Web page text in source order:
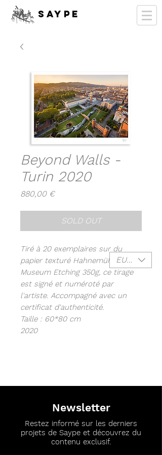
SAYPE
Beyond Walls -
Turin 2020
880,00 €Prix
SOLD OUT
Tiré à 20 exemplaires sur du
papier texturé Hahnemühle
Museum Etching 350g, ce tirage
est signé et numéroté par
l'artiste. Accompagné avec un
certificat d'authenticité.
Taille : 60*80 cm
2020
EUR (€)
Newsletter
Restez informé sur les derniers
projets de Saype et découvrez du
contenu exclusif.